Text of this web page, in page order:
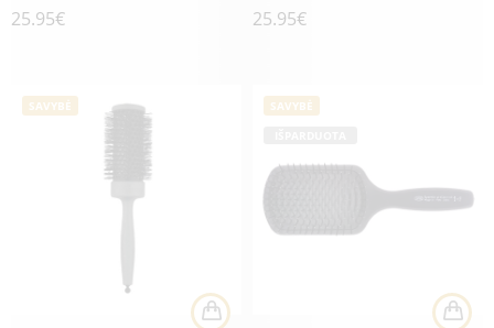
25.95€ 25.95€
SAVYBĖ
SAVYBĖ